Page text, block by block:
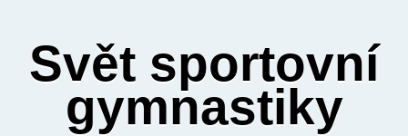
Svět sportovní
gymnastiky